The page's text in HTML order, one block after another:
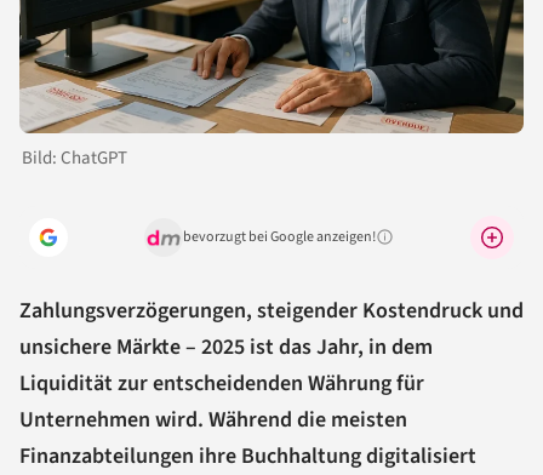
Bild: ChatGPT
bevorzugt bei Google anzeigen!Warum lohnt sich das?
Zahlungsverzögerungen, steigender Kostendruck und
unsichere Märkte – 2025 ist das Jahr, in dem
Liquidität zur entscheidenden Währung für
Unternehmen wird. Während die meisten
Finanzabteilungen ihre Buchhaltung digitalisiert